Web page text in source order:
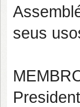
seus